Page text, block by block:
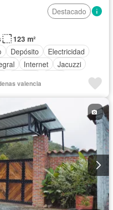
Destacado
123 m²
Depósito
Electricidad
Internet
Jacuzzi
infantil
Jardín
Gimnasio
Estudio
privada Piscina
valencia